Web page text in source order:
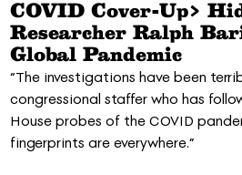
COVID Cover-Up>
Researcher Ralph
Global Pandemic
“The investigations have been
congressional staffer who has
House probes of the COVID
fingerprints are everywhere.”